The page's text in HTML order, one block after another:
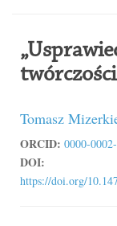
Tomasz
ORCID: 0000-
DOI:
https://doi.org/